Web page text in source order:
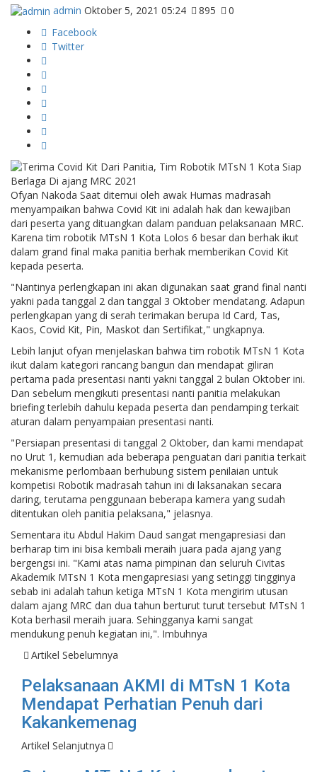
admin Oktober 5, 2021 05:24 895
0
Facebook
Twitter
Ofyan Nakoda Saat ditemui oleh awak Humas madrasah
menyampaikan bahwa Covid Kit ini adalah hak dan kewajiban
dari peserta yang dituangkan dalam panduan pelaksanaan MRC.
Karena tim robotik MTsN 1 Kota Lolos 6 besar dan berhak ikut
dalam grand final maka panitia berhak memberikan Covid Kit
kepada peserta.
"Nantinya perlengkapan ini akan digunakan saat grand final nanti
yakni pada tanggal 2 dan tanggal 3 Oktober mendatang. Adapun
perlengkapan yang di serah terimakan berupa Id Card, Tas,
Kaos, Covid Kit, Pin, Maskot dan Sertifikat," ungkapnya.
Lebih lanjut ofyan menjelaskan bahwa tim robotik MTsN 1 Kota
ikut dalam kategori rancang bangun dan mendapat giliran
pertama pada presentasi nanti yakni tanggal 2 bulan Oktober ini.
Dan sebelum mengikuti presentasi nanti panitia melakukan
briefing terlebih dahulu kepada peserta dan pendamping terkait
aturan dalam penyampaian presentasi nanti.
"Persiapan presentasi di tanggal 2 Oktober, dan kami mendapat
no Urut 1, kemudian ada beberapa penguatan dari panitia terkait
mekanisme perlombaan berhubung sistem penilaian untuk
kompetisi Robotik madrasah tahun ini di laksanakan secara
daring, terutama penggunaan beberapa kamera yang sudah
ditentukan oleh panitia pelaksana," jelasnya.
Sementara itu Abdul Hakim Daud sangat mengapresiasi dan
berharap tim ini bisa kembali meraih juara pada ajang yang
bergengsi ini. "Kami atas nama pimpinan dan seluruh Civitas
Akademik MTsN 1 Kota mengapresiasi yang setinggi tingginya
sebab ini adalah tahun ketiga MTsN 1 Kota mengirim utusan
dalam ajang MRC dan dua tahun berturut turut tersebut MTsN 1
Kota berhasil meraih juara. Sehingganya kami sangat
mendukung penuh kegiatan ini,". Imbuhnya
Artikel Sebelumnya
Pelaksanaan AKMI di MTsN 1 Kota
Mendapat Perhatian Penuh dari
Kakankemenag
Artikel Selanjutnya